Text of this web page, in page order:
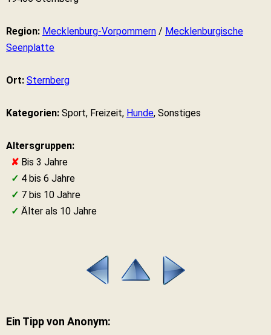
Region: Mecklenburg-Vorpommern / Mecklenburgische
Seenplatte
Ort: Sternberg
Kategorien: Sport, Freizeit, Hunde, Sonstiges
Altersgruppen:
✘ Bis 3 Jahre
✓ 4 bis 6 Jahre
✓ 7 bis 10 Jahre
✓ Älter als 10 Jahre
Ein Tipp von Anonym: